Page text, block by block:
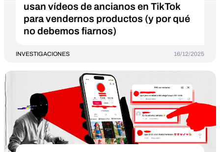
usan vídeos de ancianos en TikTok
para vendernos productos (y por qué
no debemos fiarnos)
INVESTIGACIONES 16/12/2025